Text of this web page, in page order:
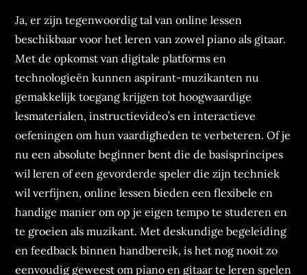
Ja, er zijn tegenwoordig tal van online lessen
beschikbaar voor het leren van zowel piano als gitaar.
Met de opkomst van digitale platforms en
technologieën kunnen aspirant-muzikanten nu
gemakkelijk toegang krijgen tot hoogwaardige
lesmaterialen, instructievideo’s en interactieve
oefeningen om hun vaardigheden te verbeteren. Of je
nu een absolute beginner bent die de basisprincipes
wil leren of een gevorderde speler die zijn techniek
wil verfijnen, online lessen bieden een flexibele en
handige manier om op je eigen tempo te studeren en
te groeien als muzikant. Met deskundige begeleiding
en feedback binnen handbereik, is het nog nooit zo
eenvoudig geweest om piano en gitaar te leren spelen